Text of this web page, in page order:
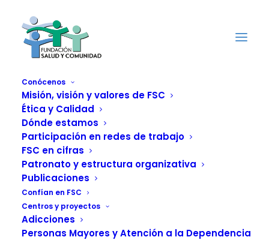
Conócenos
Misión, visión y valores de FSC
Ética y Calidad
Dónde estamos
Participación en redes de trabajo
FSC en cifras
Patronato y estructura organizativa
Publicaciones
Confían en FSC
Centros y proyectos
Adicciones
Personas Mayores y Atención a la Dependencia
Trabajando los
estigmas. La
metadona, un
tratamiento